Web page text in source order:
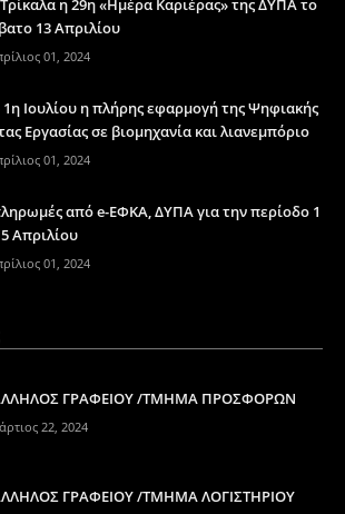
η 29η «Ημέρα Καριέρας» της ΔΥΠΑ το
13 Απριλίου
01, 2024
Ιουλίου η πλήρης εφαρμογή της Ψηφιακής
Εργασίας σε βιομηχανία και λιανεμπόριο
01, 2024
από e-ΕΦΚΑ, ΔΥΠΑ για την περίοδο 1
Απριλίου
01, 2024
ΓΡΑΦΕΙΟΥ /ΤΜΗΜΑ ΠΡΟΣΦΟΡΩΝ
22, 2024
ΓΡΑΦΕΙΟΥ /ΤΜΗΜΑ ΛΟΓΙΣΤΗΡΙΟΥ